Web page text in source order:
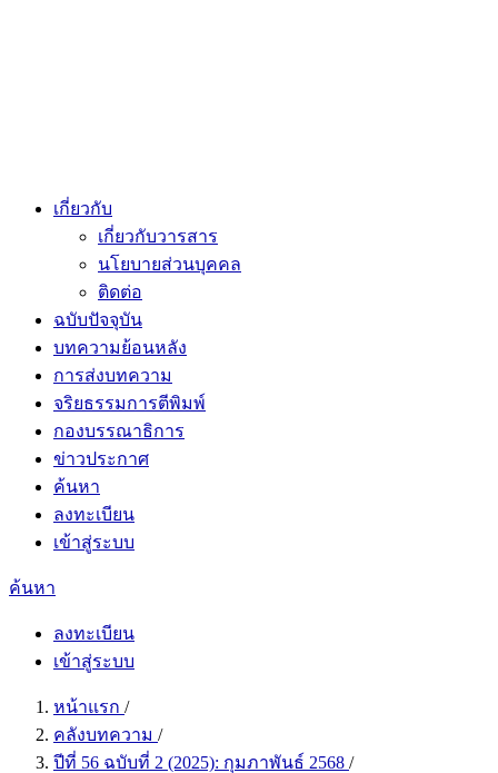
เกี่ยวกับ
เกี่ยวกับวารสาร
นโยบายส่วนบุคคล
ติดต่อ
ฉบับปัจจุบัน
บทความย้อนหลัง
การส่งบทความ
จริยธรรมการตีพิมพ์
กองบรรณาธิการ
ข่าวประกาศ
ค้นหา
ลงทะเบียน
เข้าสู่ระบบ
ค้นหา
ลงทะเบียน
เข้าสู่ระบบ
หน้าแรก /
คลังบทความ /
ปีที่ 56 ฉบับที่ 2 (2025): กุมภาพันธ์ 2568 /